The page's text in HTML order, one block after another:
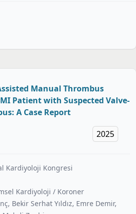
Manual Thrombus
Patient with Suspected Valve-
A Case Report
2025
Kardiyoloji Kongresi
Kardiyoloji / Koroner
Bekir Serhat Yıldız, Emre Demir,